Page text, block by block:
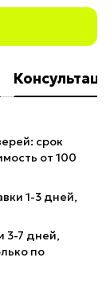
срок
от 100
1-3 дней,
3-7 дней,
по